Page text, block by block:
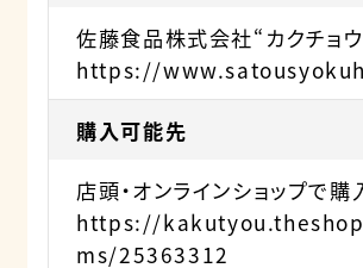
佐藤食品株式会社“カクチョ
https://
購入可能先
店頭・オンラインショップで購
https://
ms/25363312